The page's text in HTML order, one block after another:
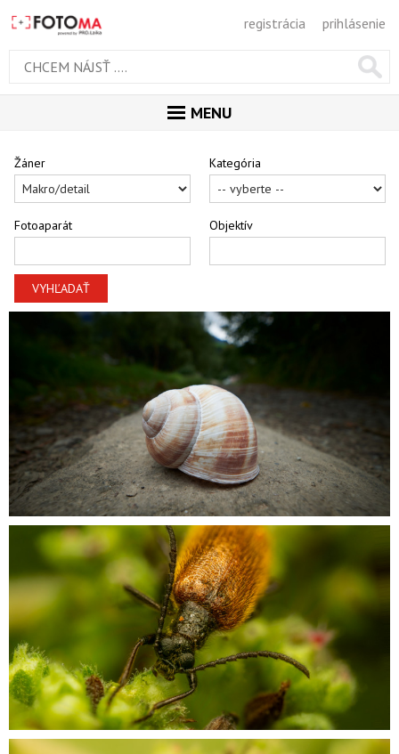
registrácia prihlásenie
MENU
MAGAZÍN
GALÉRIA
POPULÁRNE
POPULÁRNE DNES
OBĽUBENÉ
OBĽUBENÍ AUTORI
VYHĽADÁVANIE
PORADŇA
SÚŤAŽE
KALENDÁR AKCIÍ
WORKSHOPY
OBCHOD
Žáner Kategória
Fotoaparát Objektív
VYHĽADAŤ